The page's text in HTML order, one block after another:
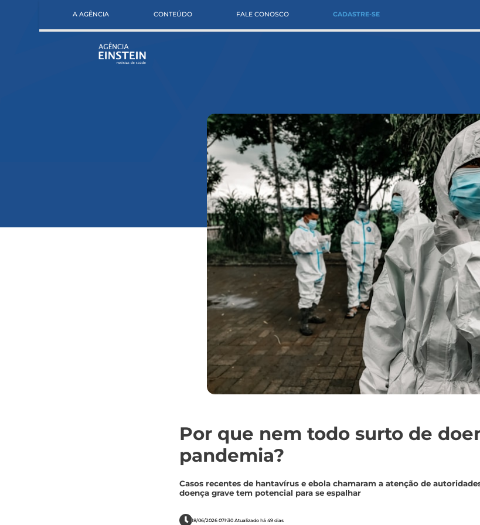
A AGÊNCIA CONTEÚDO FALE CONOSCO CADASTRE-SE
Por que nem todo surto de
pandemia?
Casos recentes de hantavírus e ebola chamaram a atenção de
doença grave tem potencial para se espalhar
18/06/2026 07h30 Atualizado há 49 dias